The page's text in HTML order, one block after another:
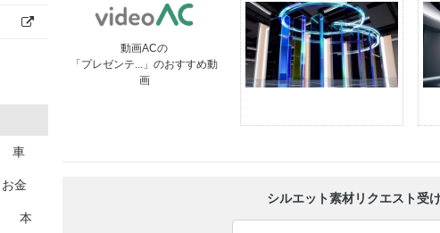
車
お金
本
動画ACの
「プレゼンテ...」のおすすめ動
画
シルエット素材リクエスト受